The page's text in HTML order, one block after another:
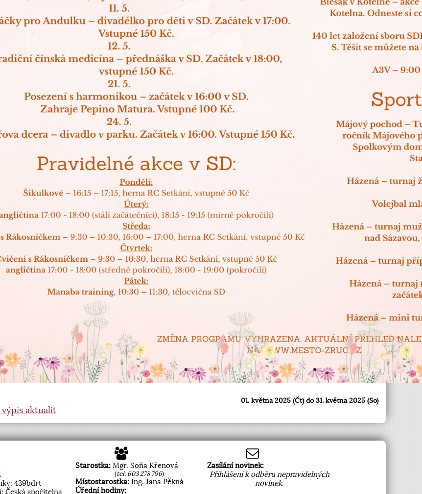
01. května 2025 (Čt) do 31. května 2025 (So)
výpis aktualit
439bdrt
Česká spořitelna
Starostka: Mgr. Soňa Křenová
(tel: 603 278 796)
Místostarostka: Ing. Jana Pěkná
Úřední hodiny:
Zasílání novinek:
Přihlášení k odběru nepravidelných
novinek.